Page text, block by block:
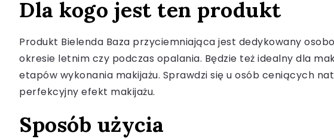
Dla kogo jest ten produkt
Produkt Bielenda Baza przyciemniająca jest dedykowany
okresie letnim czy podczas opalania. Będzie też idealny dla
etapów wykonania makijażu. Sprawdzi się u osób ceniących
perfekcyjny efekt makijażu.
Sposób użycia